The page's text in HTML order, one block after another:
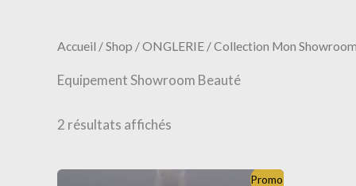
Accueil /Shop /ONGLERIE /Collection Mon
Equipement Showroom Beauté
2 résultats affichés
Promo !